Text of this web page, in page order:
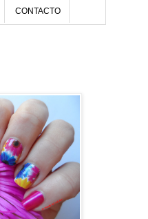
CONTACTO